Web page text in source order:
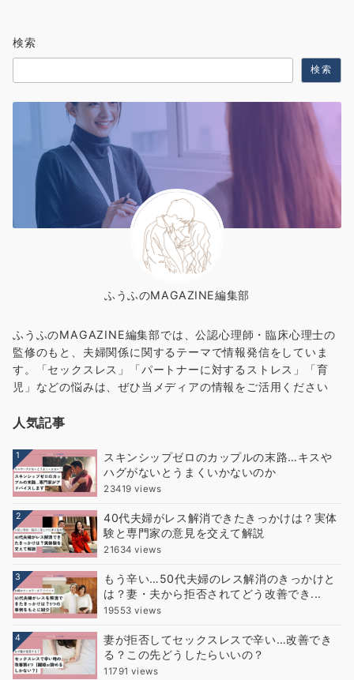
検索
検索
ふうふのMAGAZINE編集部
ふうふのMAGAZINE編集部では、公認心理師・臨床心理士の
監修のもと、夫婦関係に関するテーマで情報発信をしていま
す。「セックスレス」「パートナーに対するストレス」「育
児」などの悩みは、ぜひ当メディアの情報をご活用ください
人気記事
1
スキンシップゼロのカップルの末路…キスや
ハグがないとうまくいかないのか
23419 views
2
40代夫婦がレス解消できたきっかけは？実体
験と専門家の意見を交えて解説
21634 views
3
もう辛い…50代夫婦のレス解消のきっかけと
は？妻・夫から拒否されてどう改善でき...
19553 views
4
妻が拒否してセックスレスで辛い…改善でき
る？この先どうしたらいいの？
11791 views